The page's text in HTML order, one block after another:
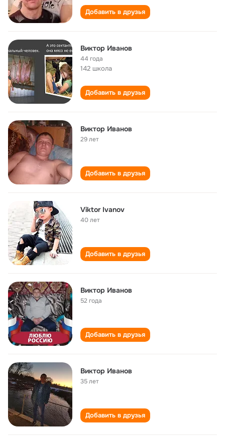
Добавить в друзья
Виктор Иванов
44 года
142 школа
Добавить в друзья
Виктор Иванов
29 лет
Добавить в друзья
Viktor Ivanov
40 лет
Добавить в друзья
Виктор Иванов
52 года
Добавить в друзья
Виктор Иванов
35 лет
Добавить в друзья